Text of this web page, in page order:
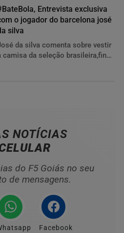
Entrevista exclusiva
o jogador do barcelona josé
silva
da silva comenta sobre vestir
camisa da seleção brasileira,final
NOTÍCIAS
do F5 Goiás no seu
de mensagens.
Facebook